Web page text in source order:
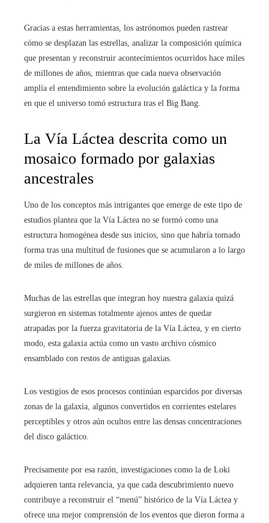
Gracias a estas herramientas, los astrónomos pueden rastrear
cómo se desplazan las estrellas, analizar la composición química
que presentan y reconstruir acontecimientos ocurridos hace miles
de millones de años, mientras que cada nueva observación
amplía el entendimiento sobre la evolución galáctica y la forma
en que el universo tomó estructura tras el Big Bang.
La Vía Láctea descrita como un
mosaico formado por galaxias
ancestrales
Uno de los conceptos más intrigantes que emerge de este tipo de
estudios plantea que la Vía Láctea no se formó como una
estructura homogénea desde sus inicios, sino que habría tomado
forma tras una multitud de fusiones que se acumularon a lo largo
de miles de millones de años.
Muchas de las estrellas que integran hoy nuestra galaxia quizá
surgieron en sistemas totalmente ajenos antes de quedar
atrapadas por la fuerza gravitatoria de la Vía Láctea, y en cierto
modo, esta galaxia actúa como un vasto archivo cósmico
ensamblado con restos de antiguas galaxias.
Los vestigios de esos procesos continúan esparcidos por diversas
zonas de la galaxia, algunos convertidos en corrientes estelares
perceptibles y otros aún ocultos entre las densas concentraciones
del disco galáctico.
Precisamente por esa razón, investigaciones como la de Loki
adquieren tanta relevancia, ya que cada descubrimiento nuevo
contribuye a reconstruir el “menú” histórico de la Vía Láctea y
ofrece una mejor comprensión de los eventos que dieron forma a